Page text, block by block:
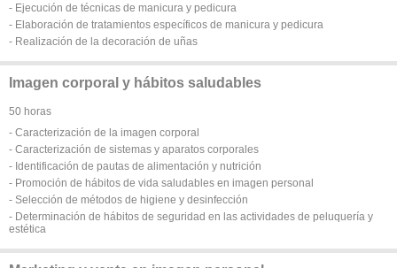
- Ejecución de técnicas de manicura y pedicura
- Elaboración de tratamientos específicos de manicura y pedicura
- Realización de la decoración de uñas
Imagen corporal y hábitos saludables
50 horas
- Caracterización de la imagen corporal
- Caracterización de sistemas y aparatos corporales
- Identificación de pautas de alimentación y nutrición
- Promoción de hábitos de vida saludables en imagen personal
- Selección de métodos de higiene y desinfección
- Determinación de hábitos de seguridad en las actividades de peluquería y
estética